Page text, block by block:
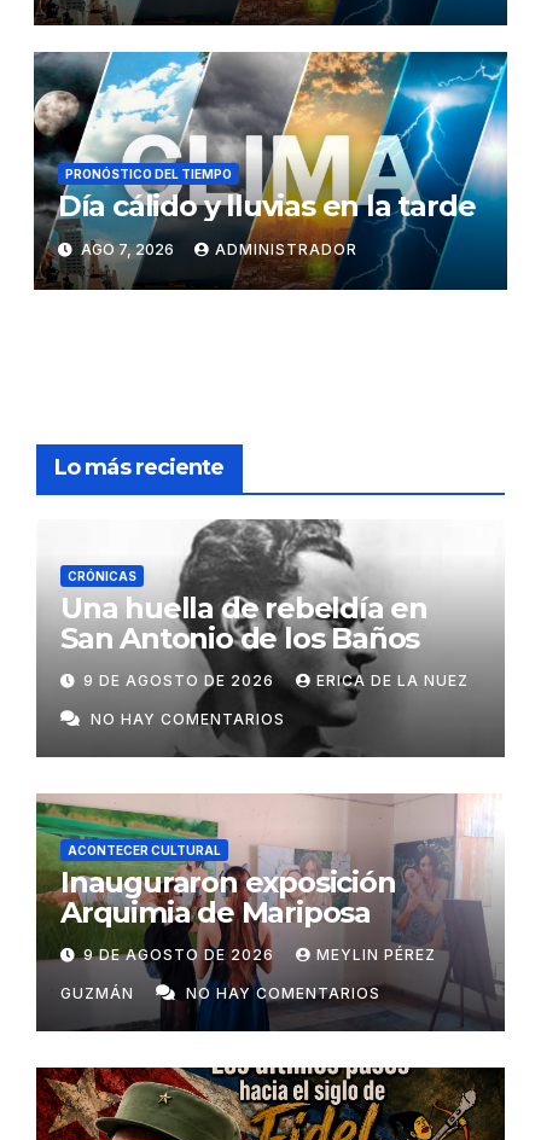
PRONÓSTICO DEL TIEMPO
Día cálido y lluvias en la tarde
AGO 7, 2026 ADMINISTRADOR
Lo más reciente
CRÓNICAS
Una huella de rebeldía en
San Antonio de los Baños
9 DE AGOSTO DE 2026 ERICA DE LA NUEZ
NO HAY COMENTARIOS
ACONTECER CULTURAL
Inauguraron exposición
Arquimia de Mariposa
9 DE AGOSTO DE 2026 MEYLIN PÉREZ
GUZMÁN NO HAY COMENTARIOS